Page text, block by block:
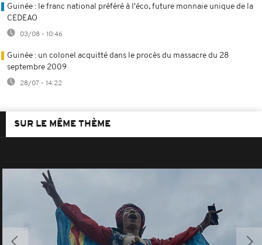
Guinée : le franc national préféré à l'éco, future monnaie unique de la
CEDEAO
03/08 - 10:46
Guinée : un colonel acquitté dans le procès du massacre du 28
septembre 2009
28/07 - 14:22
SUR LE MÊME THÈME